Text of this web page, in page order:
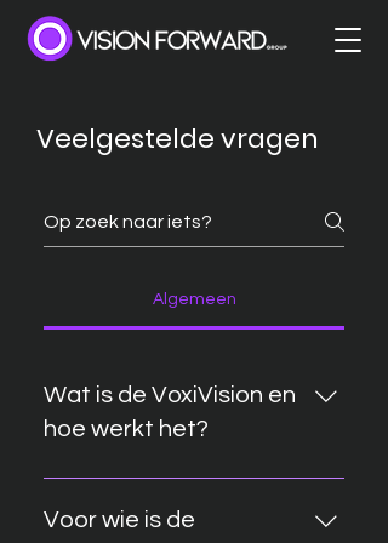
Veelgestelde vragen
Algemeen
Wat is de VoxiVision en
hoe werkt het?
De VoxiVision is een mobiel
voorleesapparaat dat speciaal is
Voor wie is de